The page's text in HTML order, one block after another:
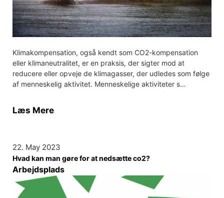
Klimakompensation, også kendt som CO2-kompensation
eller klimaneutralitet, er en praksis, der sigter mod at
reducere eller opveje de klimagasser, der udledes som følge
af menneskelig aktivitet. Menneskelige aktiviteter s…
Læs Mere
22. May 2023
Hvad kan man gøre for at nedsætte co2?
Arbejdsplads